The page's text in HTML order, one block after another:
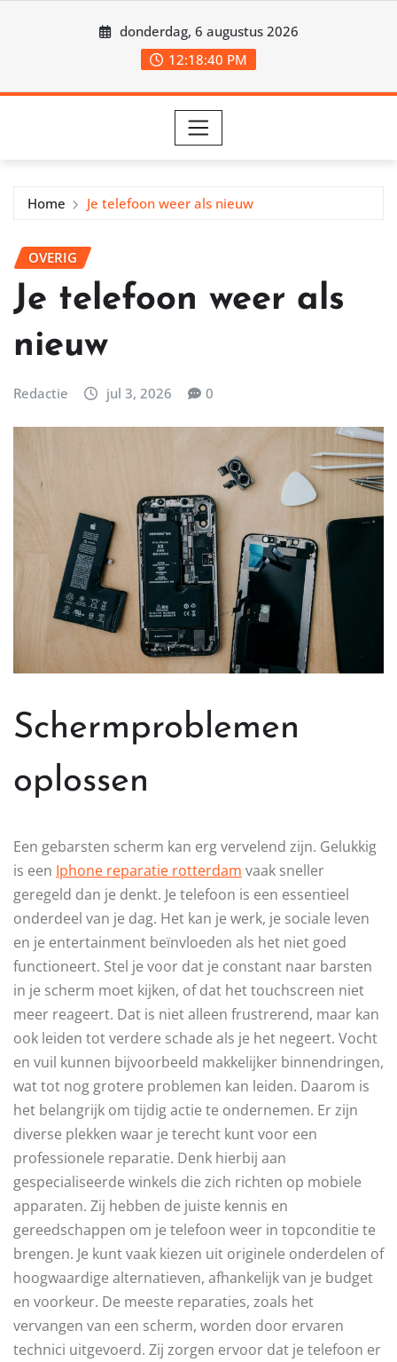
donderdag, 6 augustus 2026
12:18:42 PM
Home Je telefoon weer als nieuw
OVERIG
Je telefoon weer als
nieuw
Redactie jul 3, 2026 0
Schermproblemen
oplossen
Een gebarsten scherm kan erg vervelend zijn. Gelukkig
is een Iphone reparatie rotterdam vaak sneller
geregeld dan je denkt. Je telefoon is een essentieel
onderdeel van je dag. Het kan je werk, je sociale leven
en je entertainment beïnvloeden als het niet goed
functioneert. Stel je voor dat je constant naar barsten
in je scherm moet kijken, of dat het touchscreen niet
meer reageert. Dat is niet alleen frustrerend, maar kan
ook leiden tot verdere schade als je het negeert. Vocht
en vuil kunnen bijvoorbeeld makkelijker binnendringen,
wat tot nog grotere problemen kan leiden. Daarom is
het belangrijk om tijdig actie te ondernemen. Er zijn
diverse plekken waar je terecht kunt voor een
professionele reparatie. Denk hierbij aan
gespecialiseerde winkels die zich richten op mobiele
apparaten. Zij hebben de juiste kennis en
gereedschappen om je telefoon weer in topconditie te
brengen. Je kunt vaak kiezen uit originele onderdelen of
hoogwaardige alternatieven, afhankelijk van je budget
en voorkeur. De meeste reparaties, zoals het
vervangen van een scherm, worden door ervaren
technici uitgevoerd. Zij zorgen ervoor dat je telefoon er